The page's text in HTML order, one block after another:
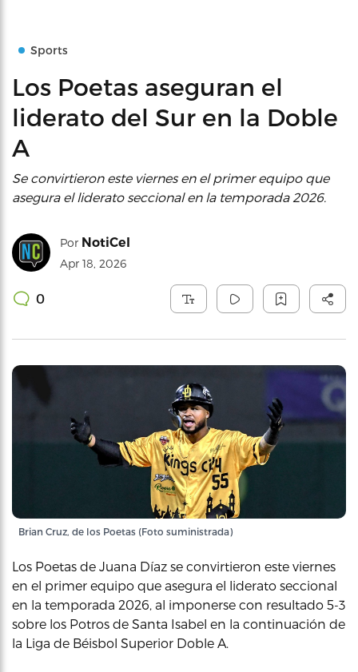
Sports
Los Poetas aseguran el
liderato del Sur en la Doble
A
Se convirtieron este viernes en el primer equipo que
asegura el liderato seccional en la temporada 2026.
Por NotiCel
Apr 18, 2026
0
Brian Cruz, de los Poetas (Foto suministrada)
Los Poetas de Juana Díaz se convirtieron este viernes
en el primer equipo que asegura el liderato seccional
en la temporada 2026, al imponerse con resultado 5-3
sobre los Potros de Santa Isabel en la continuación de
la Liga de Béisbol Superior Doble A.